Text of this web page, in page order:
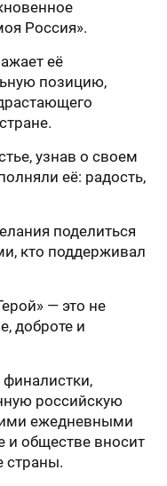
Россия».
её
позицию,
узнав о своем
её: радость,
поделиться
кто поддерживал
— это не
доброте и
финалистки,
российскую
ежедневными
и обществе вносит
страны.